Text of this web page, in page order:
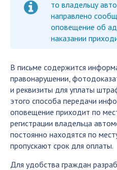
то владельцу
направлено
оповещение об
наказании
В письме содержится
правонарушении,
и реквизиты для уплаты
этого способа передачи
оповещение приходит по
регистрации владельца
постоянно находятся по
пропускают срок для оплаты.
Для удобства граждан